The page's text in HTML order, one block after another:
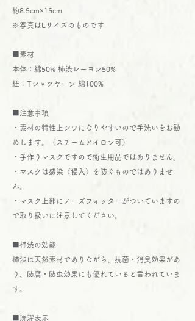
約8.5cm×15cm
※写真はLサイズのものです
■素材
本体：綿50% 柿渋レーヨン50%
紐：Tシャツヤーン 綿100%
■注意事項
・素材の特性上シワになりやすいので手洗いをお勧
めします。（スチームアイロン可）
・手作りマスクですので衛生用品ではありません。
・マスクは感染（侵入）を防ぐものではありませ
ん。
・マスク上部にノーズフィッターがついていますの
で取り扱いに注意してください。
■柿渋の効能
柿渋は天然素材でありながら、抗菌・消臭効果があ
り、防腐・防虫効果にも優れていると言われていま
す。
■洗濯表示